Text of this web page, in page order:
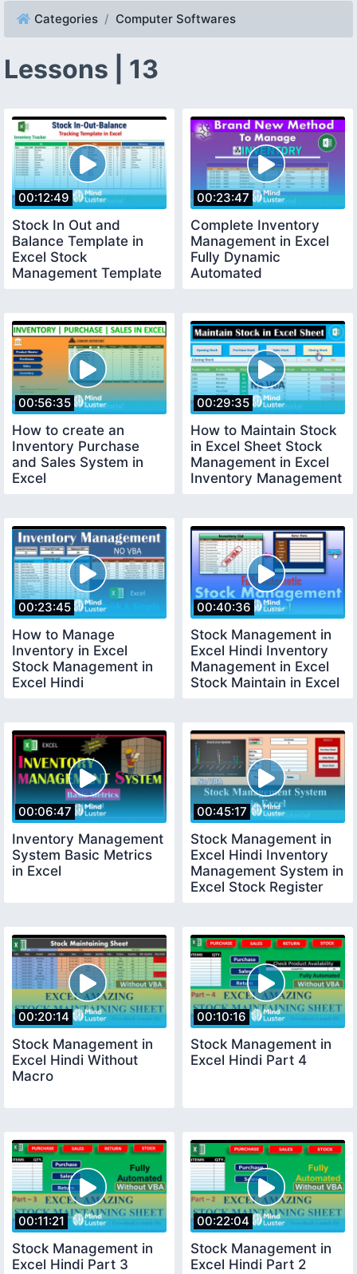
Categories Computer Softwares
Lessons | 13
00:12:49
Stock In Out and
Balance Template in
Excel Stock
Management Template
00:23:47
Complete Inventory
Management in Excel
Fully Dynamic
Automated
00:56:35
How to create an
Inventory Purchase
and Sales System in
Excel
00:29:35
How to Maintain Stock
in Excel Sheet Stock
Management in Excel
Inventory Management
00:23:45
How to Manage
Inventory in Excel
Stock Management in
Excel Hindi
00:40:36
Stock Management in
Excel Hindi Inventory
Management in Excel
Stock Maintain in Excel
00:06:47
Inventory Management
System Basic Metrics
in Excel
00:45:17
Stock Management in
Excel Hindi Inventory
Management System in
Excel Stock Register
00:20:14
Stock Management in
Excel Hindi Without
Macro
00:10:16
Stock Management in
Excel Hindi Part 4
00:11:21
Stock Management in
Excel Hindi Part 3
00:22:04
Stock Management in
Excel Hindi Part 2